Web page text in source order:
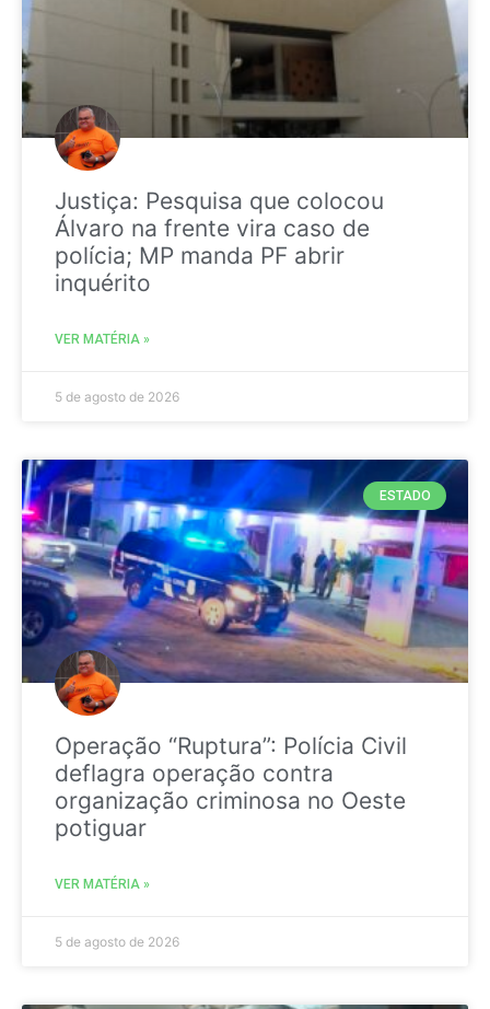
Justiça: Pesquisa que colocou
Álvaro na frente vira caso de
polícia; MP manda PF abrir
inquérito
VER MATÉRIA »
5 de agosto de 2026
ESTADO
Operação “Ruptura”: Polícia Civil
deflagra operação contra
organização criminosa no Oeste
potiguar
VER MATÉRIA »
5 de agosto de 2026